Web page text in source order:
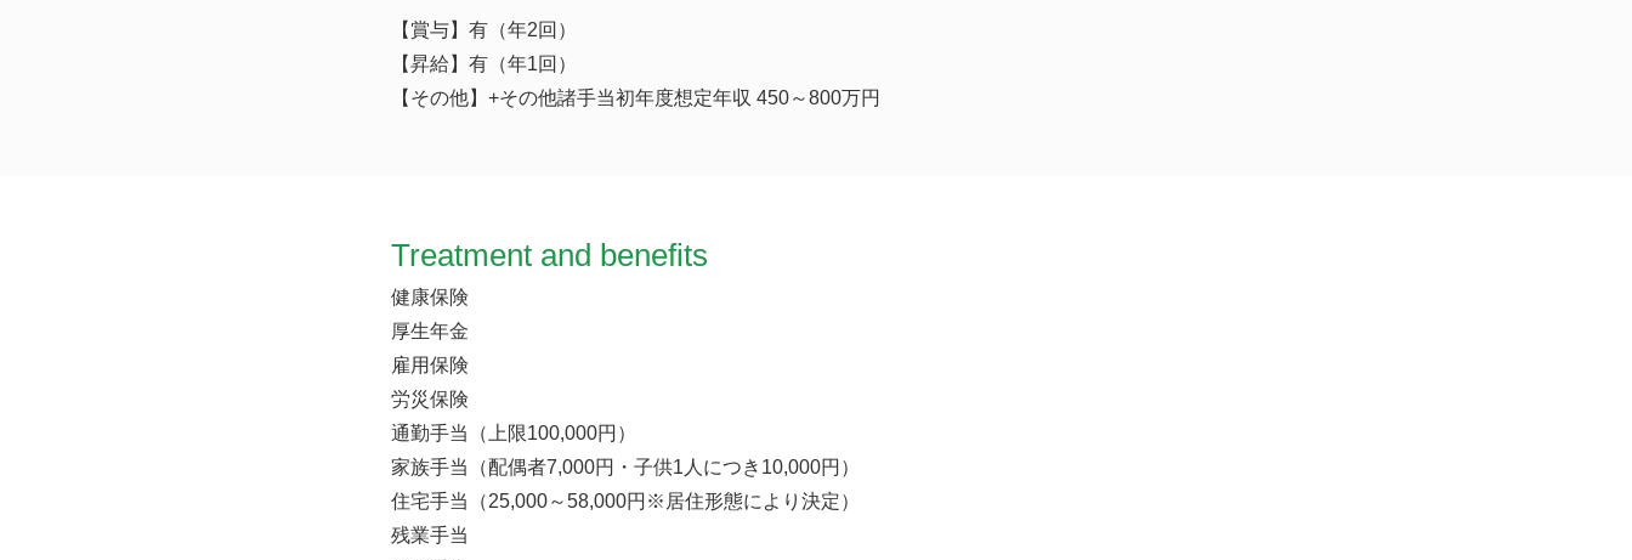
【賞与】有（年2回）
【昇給】有（年1回）
【その他】+その他諸手当初年度想定年収 450～800万円
Treatment and benefits
健康保険
厚生年金
雇用保険
労災保険
通勤手当（上限100,000円）
家族手当（配偶者7,000円・子供1人につき10,000円）
住宅手当（25,000～58,000円※居住形態により決定）
残業手当